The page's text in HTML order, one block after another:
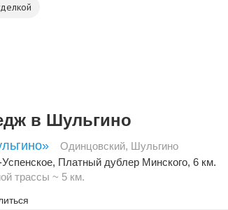
в Шульгино
Одинцовский, Шульгино
, Платный дублер Минского, 6 км.
трассы ~ 5 км.